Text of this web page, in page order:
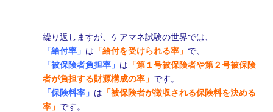
繰り返しますが、ケアマネ試験の世界では、
「給付率」 は 「給付を受けられる率」 で、
「被保険者負担率」 は 「第１号被保険者や第２号被保険
者が負担する財源構成の率」 です。
「保険料率」 は 「被保険者が徴収される保険料を決める
率」 です。